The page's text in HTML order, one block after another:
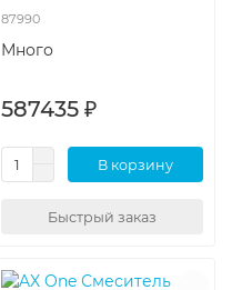
87990
Много
587435 ₽
В корзину
Быстрый заказ